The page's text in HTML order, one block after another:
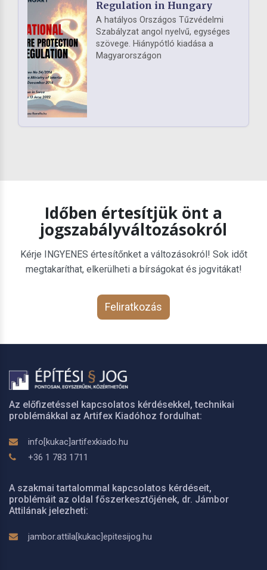
Regulation in Hungary
A hatályos Országos Tűzvédelmi
Szabályzat angol nyelvű, egységes
szövege. Hiánypótló kiadása a
Magyarországon
Időben értesítjük önt a
jogszabályváltozásokról
Kérje INGYENES értesítőnket a változásokról! Sok időt
megtakaríthat, elkerülheti a bírságokat és jogvitákat!
Feliratkozás
Az előfizetéssel kapcsolatos kérdésekkel, technikai
problémákkal az Artifex Kiadóhoz fordulhat:
info[kukac]artifexkiado.hu
+36 1 783 1711
A szakmai tartalommal kapcsolatos kérdéseit,
problémáit az oldal főszerkesztőjének, dr. Jámbor
Attilának jelezheti:
jambor.attila[kukac]epitesijog.hu